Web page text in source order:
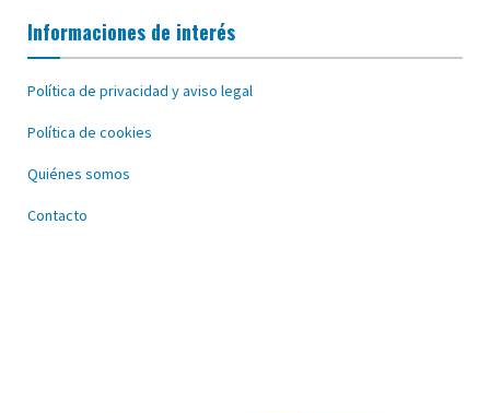
Informaciones de interés
Política de privacidad y aviso legal
Política de cookies
Quiénes somos
Contacto